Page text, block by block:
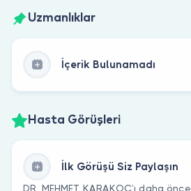
Uzmanlıklar
İçerik Bulunamadı
Hasta Görüşleri
İlk Görüşü Siz Paylaşın
DR. MEHMET KARAKOÇ’ı daha önce